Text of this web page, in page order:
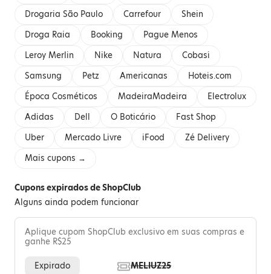
Drogaria São Paulo
Carrefour
Shein
Droga Raia
Booking
Pague Menos
Leroy Merlin
Nike Natura
Cobasi
Samsung
Petz Americanas
Hoteis.com
Época Cosméticos
MadeiraMadeira
Electrolux
Adidas
Dell O Boticário
Fast Shop
Uber
Mercado Livre iFood
Zé Delivery
Mais cupons →
Cupons expirados de ShopClub
Alguns ainda podem funcionar
Aplique cupom ShopClub exclusivo em suas compras e
ganhe R$25
Expirado MELIUZ25